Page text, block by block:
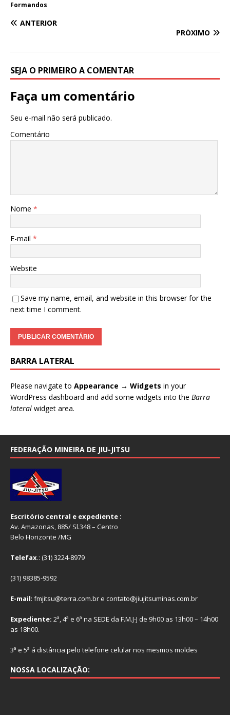
Formandos
ANTERIOR
PRÓXIMO
SEJA O PRIMEIRO A COMENTAR
Faça um comentário
Seu e-mail não será publicado.
Comentário
Nome *
E-mail *
Website
Save my name, email, and website in this browser for the
next time I comment.
BARRA LATERAL
Please navigate to Appearance → Widgets in your
WordPress dashboard and add some widgets into the Barra
lateral widget area.
FEDERAÇÃO MINEIRA DE JIU-JITSU
Escritório central e expediente :
Av. Amazonas, 885/ Sl.348 – Centro
Belo Horizonte /MG
Telefax.: (31) 3224-8979
(31) 98385-9592
E-mail: fmjitsu@terra.com.br e contato@jiujitsuminas.com.br
Expediente: 2ª, 4ª e 6ª na SEDE da F.M.J-J de 9h00 as 13h00 – 14h00
as 18h00.
3ª e 5ª á distância pelo telefone celular nos mesmos moldes
NOSSA LOCALIZAÇÃO: